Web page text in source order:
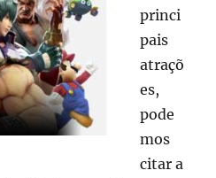
princi
pais
atraçõ
es,
pode
mos
citar a